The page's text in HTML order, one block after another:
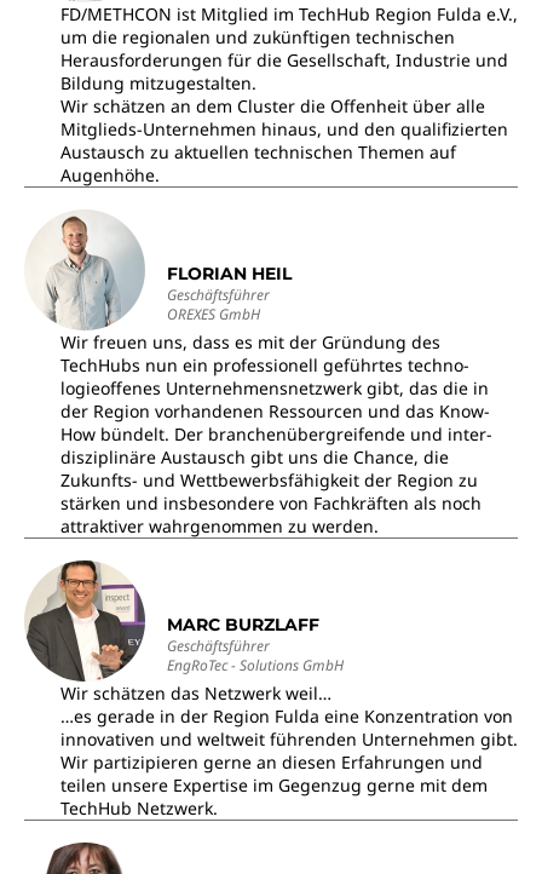
FD/METHCON ist Mitglied im TechHub Region Fulda e.V.,
um die regionalen und zukünftigen technischen
Herausforderungen für die Gesellschaft, Industrie und
Bildung mitzugestalten.
Wir schätzen an dem Cluster die Offenheit über alle
Mitglieds-Unternehmen hinaus, und den qualifizierten
Austausch zu aktuellen technischen Themen auf
Augenhöhe.
FLORIAN HEIL
Geschäftsführer
OREXES GmbH
Wir freuen uns, dass es mit der Gründung des
TechHubs nun ein professionell geführtes techno-
logieoffenes Unternehmensnetzwerk gibt, das die in
der Region vorhandenen Ressourcen und das Know-
How bündelt. Der branchenübergreifende und inter-
disziplinäre Austausch gibt uns die Chance, die
Zukunfts- und Wettbewerbsfähigkeit der Region zu
stärken und insbesondere von Fachkräften als noch
attraktiver wahrgenommen zu werden.
MARC BURZLAFF
Geschäftsführer
EngRoTec - Solutions GmbH
Wir schätzen das Netzwerk weil…
…es gerade in der Region Fulda eine Konzentration von
innovativen und weltweit führenden Unternehmen gibt.
Wir partizipieren gerne an diesen Erfahrungen und
teilen unsere Expertise im Gegenzug gerne mit dem
TechHub Netzwerk.